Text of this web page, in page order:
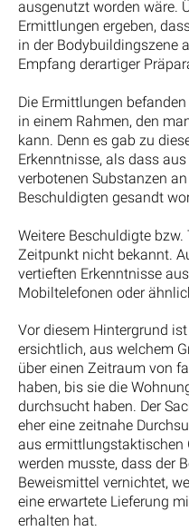
ausgenutzt worden wäre.
Ermittlungen ergeben,
in der Bodybuildingszene
Empfang derartiger
Die Ermittlungen
in einem Rahmen, den
kann. Denn es gab zu
Erkenntnisse, als dass
verbotenen Substanzen
Beschuldigten gesandt
Weitere Beschuldigte
Zeitpunkt nicht bekannt.
vertieften Erkenntnisse
Mobiltelefonen oder
Vor diesem Hintergrund
ersichtlich, aus welchem
über einen Zeitraum von
haben, bis sie die
durchsucht haben. Der
eher eine zeitnahe
aus ermittlungstaktischen
werden musste, dass der
Beweismittel vernichtet,
eine erwartete Lieferung
erhalten hat.